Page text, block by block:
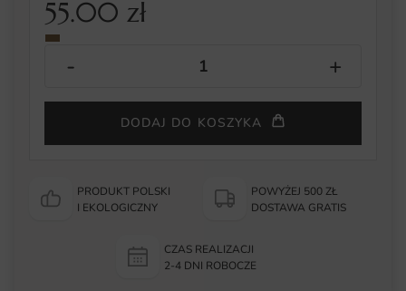
55.00 zł
DODAJ DO KOSZYKA
PRODUKT POLSKI
I EKOLOGICZNY
POWYŻEJ 500 ZŁ
DOSTAWA GRATIS
CZAS REALIZACJI
2-4 DNI ROBOCZE